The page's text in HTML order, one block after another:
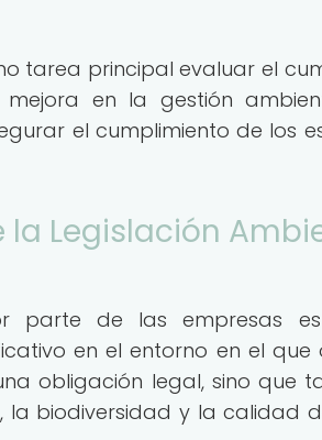
tarea principal evaluar el
en la gestión
el cumplimiento de los
Legislación
parte de las empresas
en el entorno en el que
obligación legal, sino que
la biodiversidad y la calidad